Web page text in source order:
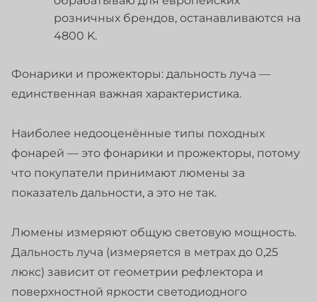
розничных брендов, останавливаются на
4800 K.
Фонарики и прожекторы: дальность луча —
единственная важная характеристика.
Наиболее недооценённые типы походных
фонарей — это фонарики и прожекторы, потому
что покупатели принимают люмены за
показатель дальности, а это не так.
Люмены измеряют общую световую мощность.
Дальность луча (измеряется в метрах до 0,25
люкс) зависит от геометрии рефлектора и
поверхностной яркости светодиодного